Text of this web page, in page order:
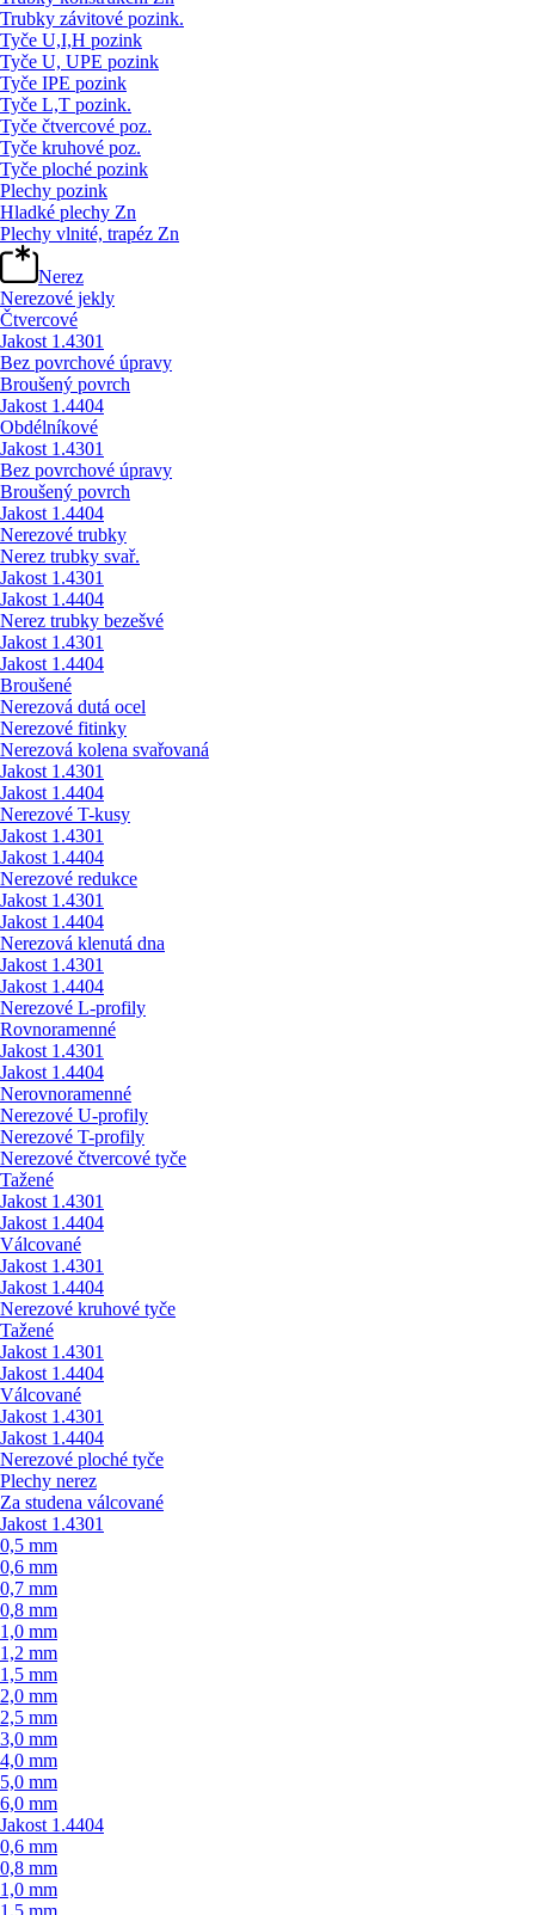
Trubky závitové pozink.
Tyče U,I,H pozink
Tyče U, UPE pozink
Tyče IPE pozink
Tyče L,T pozink.
Tyče čtvercové poz.
Tyče kruhové poz.
Tyče ploché pozink
Plechy pozink
Hladké plechy Zn
Plechy vlnité, trapéz Zn
Nerez
Nerezové jekly
Čtvercové
Jakost 1.4301
Bez povrchové úpravy
Broušený povrch
Jakost 1.4404
Obdélníkové
Jakost 1.4301
Bez povrchové úpravy
Broušený povrch
Jakost 1.4404
Nerezové trubky
Nerez trubky svař.
Jakost 1.4301
Jakost 1.4404
Nerez trubky bezešvé
Jakost 1.4301
Jakost 1.4404
Broušené
Nerezová dutá ocel
Nerezové fitinky
Nerezová kolena svařovaná
Jakost 1.4301
Jakost 1.4404
Nerezové T-kusy
Jakost 1.4301
Jakost 1.4404
Nerezové redukce
Jakost 1.4301
Jakost 1.4404
Nerezová klenutá dna
Jakost 1.4301
Jakost 1.4404
Nerezové L-profily
Rovnoramenné
Jakost 1.4301
Jakost 1.4404
Nerovnoramenné
Nerezové U-profily
Nerezové T-profily
Nerezové čtvercové tyče
Tažené
Jakost 1.4301
Jakost 1.4404
Válcované
Jakost 1.4301
Jakost 1.4404
Nerezové kruhové tyče
Tažené
Jakost 1.4301
Jakost 1.4404
Válcované
Jakost 1.4301
Jakost 1.4404
Nerezové ploché tyče
Plechy nerez
Za studena válcované
Jakost 1.4301
0,5 mm
0,6 mm
0,7 mm
0,8 mm
1,0 mm
1,2 mm
1,5 mm
2,0 mm
2,5 mm
3,0 mm
4,0 mm
5,0 mm
6,0 mm
Jakost 1.4404
0,6 mm
0,8 mm
1,0 mm
1,5 mm